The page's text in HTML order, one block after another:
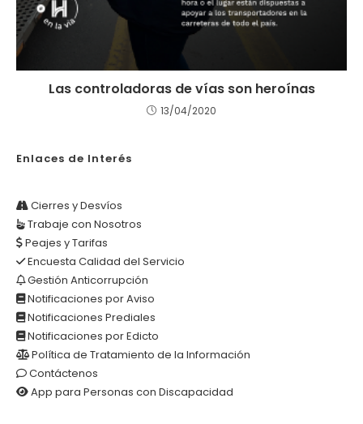
Las controladoras de vías son heroínas
13/04/2020
Enlaces de Interés
Cierres y Desvíos
Trabaje con Nosotros
Peajes y Tarifas
Encuesta Calidad del Servicio
Gestión Anticorrupción
Notificaciones por Aviso
Notificaciones Prediales
Notificaciones por Edicto
Política de Tratamiento de la Información
Contáctenos
App para Personas con Discapacidad